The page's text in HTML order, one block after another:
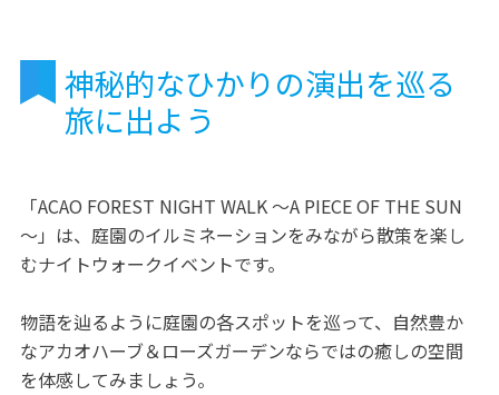
神秘的なひかりの演出を巡る
旅に出よう
「ACAO FOREST NIGHT WALK ～A PIECE OF THE SUN
～」は、庭園のイルミネーションをみながら散策を楽し
むナイトウォークイベントです。
物語を辿るように庭園の各スポットを巡って、自然豊か
なアカオハーブ＆ローズガーデンならではの癒しの空間
を体感してみましょう。